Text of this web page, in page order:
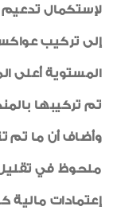
لإستكمال تدعيم
إلى تركيب
المستوية أعلى
تم تركيبها
وأضاف أن ما تم
ملحوظ في